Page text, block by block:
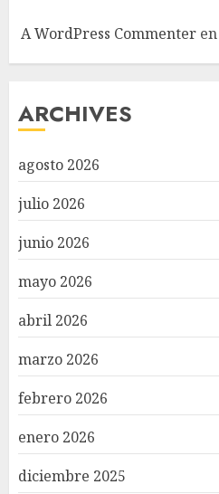
A WordPress Commenter en
ARCHIVES
agosto 2026
julio 2026
junio 2026
mayo 2026
abril 2026
marzo 2026
febrero 2026
enero 2026
diciembre 2025